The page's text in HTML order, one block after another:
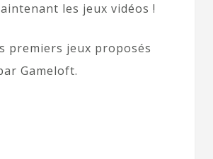
les jeux vidéos !
premiers jeux proposés
Gameloft.